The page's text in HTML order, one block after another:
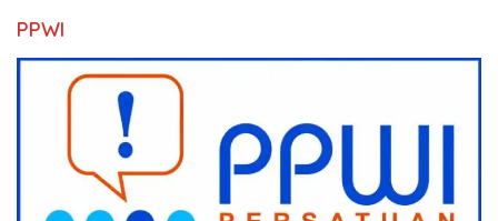
PPWI